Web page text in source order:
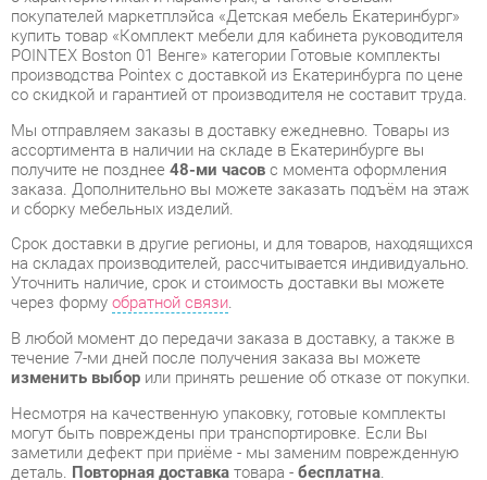
Мы отправляем заказы в доставку ежедневно. Товары из
ассортимента в наличии на складе в Екатеринбурге вы
получите не позднее48-ми часовс момента оформления
заказа. Дополнительно вы можете заказать подъём на этаж
и сборку мебельных изделий.
Срок доставки в другие регионы, и для товаров, находящихся
на складах производителей, рассчитывается индивидуально.
Уточнить наличие, срок и стоимость доставки вы можете
через формуобратной связи
В любой момент до передачи заказа в доставку, а также в
течение 7-ми дней после получения заказа вы можете
изменить выборили принять решение об отказе от покупки.
Несмотря на качественную упаковку, готовые комплекты
могут быть повреждены при транспортировке. Если Вы
деталь.Повторная доставкатовара -бесплатна.
На всю мебель категории Готовые комплекты
года с момента приобретения.
Комплект мебели для кабинета руководителя POINTEX
Boston 01 Венге- это качественное изделие производства